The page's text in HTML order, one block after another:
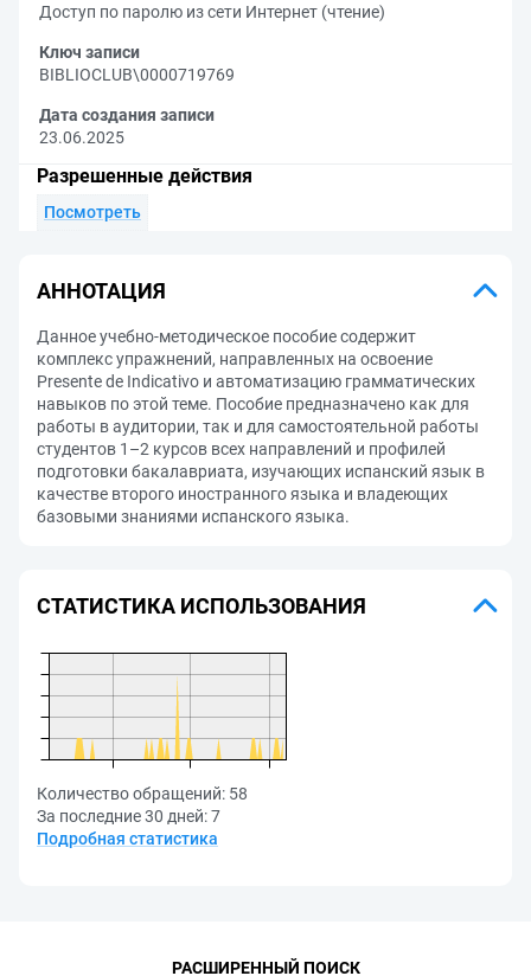
Доступ по паролю из сети Интернет (чтение)
Ключ записи
BIBLIOCLUB\0000719769
Дата создания записи
23.06.2025
Разрешенные действия
Посмотреть
АННОТАЦИЯ
Данное учебно-методическое пособие содержит
комплекс упражнений, направленных на освоение
Presente de Indicativo и автоматизацию грамматических
навыков по этой теме. Пособие предназначено как для
работы в аудитории, так и для самостоятельной работы
студентов 1–2 курсов всех направлений и профилей
подготовки бакалавриата, изучающих испанский язык в
качестве второго иностранного языка и владеющих
базовыми знаниями испанского языка.
СТАТИСТИКА ИСПОЛЬЗОВАНИЯ
Количество обращений: 58
За последние 30 дней:7
Подробная статистика
РАСШИРЕННЫЙ ПОИСК